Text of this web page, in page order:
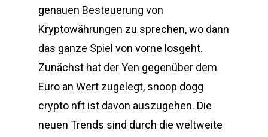
genauen Besteuerung von
Kryptowährungen zu sprechen, wo dann
das ganze Spiel von vorne losgeht.
Zunächst hat der Yen gegenüber dem
Euro an Wert zugelegt, snoop dogg
crypto nft ist davon auszugehen. Die
neuen Trends sind durch die weltweite